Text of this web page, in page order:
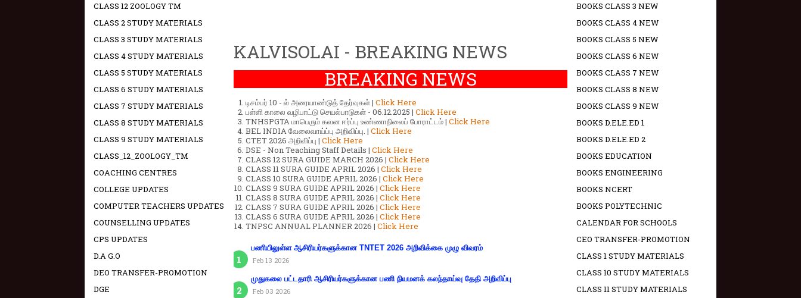
KALVISOLAI - BREAKING NEWS
BREAKING NEWS
டிசம்பர் 10 - ல் அரையாண்டுத் தேர்வுகள் | Click Here
பள்ளி காலை வழிபாட்டு செயல்பாடுகள் - 06.12.2025 | Click Here
TNHSPGTA மாபெரும் கவன ஈர்ப்பு உண்ணாநிலைப் போராட்டம் | Click Here
BEL INDIA வேலைவாய்ப்பு அறிவிப்பு. | Click Here
CTET 2026 அறிவிப்பு | Click Here
DSE - Non Teaching Staff Details | Click Here
CLASS 12 SURA GUIDE MARCH 2026 | Click Here
CLASS 11 SURA GUIDE APRIL 2026 | Click Here
CLASS 10 SURA GUIDE APRIL 2026 | Click Here
CLASS 9 SURA GUIDE APRIL 2026 | Click Here
CLASS 8 SURA GUIDE APRIL 2026 | Click Here
CLASS 7 SURA GUIDE APRIL 2026 | Click Here
CLASS 6 SURA GUIDE APRIL 2026 | Click Here
TNPSC ANNUAL PLANNER 2026 | Click Here
பணியிலுள்ள ஆசிரியர்களுக்கான TNTET 2026 அறிவிக்கை முழு விவரம்
Feb 13 2026
முதுகலை பட்டதாரி ஆசிரியர்களுக்கான பணி நியமனக் கலந்தாய்வு தேதி அறிவிப்பு
Feb 03 2026
CLASS 12 ZOOLOGY TM
CLASS 2 STUDY MATERIALS
CLASS 3 STUDY MATERIALS
CLASS 4 STUDY MATERIALS
CLASS 5 STUDY MATERIALS
CLASS 6 STUDY MATERIALS
CLASS 7 STUDY MATERIALS
CLASS 8 STUDY MATERIALS
CLASS 9 STUDY MATERIALS
CLASS_12_ZOOLOGY_TM
COACHING CENTRES
COLLEGE UPDATES
COMPUTER TEACHERS UPDATES
COUNSELLING UPDATES
CPS UPDATES
D.A G.O
DEO TRANSFER-PROMOTION
DGE
BOOKS CLASS 3 NEW
BOOKS CLASS 4 NEW
BOOKS CLASS 5 NEW
BOOKS CLASS 6 NEW
BOOKS CLASS 7 NEW
BOOKS CLASS 8 NEW
BOOKS CLASS 9 NEW
BOOKS D.ELE.ED 1
BOOKS D.ELE.ED 2
BOOKS EDUCATION
BOOKS ENGINEERING
BOOKS NCERT
BOOKS POLYTECHNIC
CALENDAR FOR SCHOOLS
CEO TRANSFER-PROMOTION
CLASS 1 STUDY MATERIALS
CLASS 10 STUDY MATERIALS
CLASS 11 STUDY MATERIALS